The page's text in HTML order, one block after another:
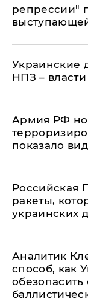
репрессии"
Украинские
НПЗ –
Армия РФ
показало
Российская
ракеты,
украинских
Аналитик
способ, как
обезопасить